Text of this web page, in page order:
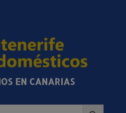
EN CANARIAS